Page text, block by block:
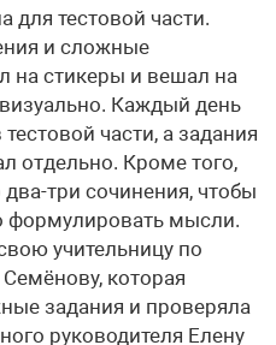
для тестовой части.
и сложные
на стикеры и вешал на
Каждый день
части, а задания
отдельно. Кроме того,
три сочинения, чтобы
формулировать мысли.
учительницу по
которая
задания и проверяла
руководителя Елену